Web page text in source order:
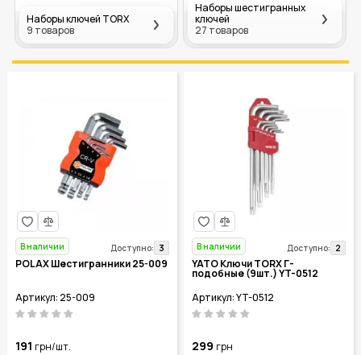
Наборы ключей TORX
9 товаров
Наборы шестигранных
ключей
27 товаров
В наличии Доступно: 3
POLAX Шестигранники 25-009
Артикул: 25-009
191 грн/шт.
В наличии Доступно: 2
YATO Ключи TORX Г-
подобные (9шт.) YT-0512
Артикул: YT-0512
299 грн